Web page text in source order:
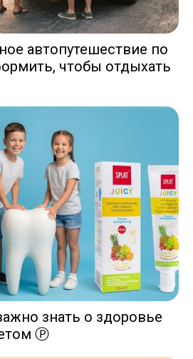
автопутешествие по
чтобы отдыхать
знать о здоровье
Ⓟ